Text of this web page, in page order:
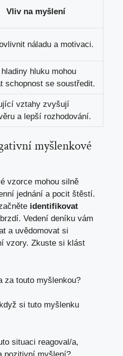
Vliv na myšlení
náladu a motivaci.
hluku mohou
schopnost se soustředit.
vztahy zvyšují
a lepší rozhodování.
myšlenkové
vzorce mohou silně
jednání a pocit štěstí.
identifikovat
Vedení deníku vám
a uvědomovat si
vzory. Zkuste si klást
za touto myšlenkou?
si tuto myšlenku
situaci reagoval/a,